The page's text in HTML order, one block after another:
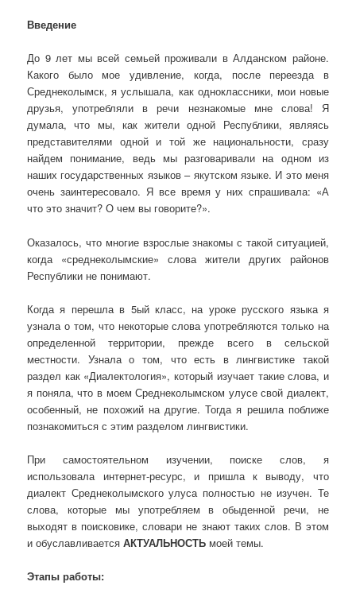
Введение
До 9 лет мы всей семьей проживали в Алданском районе.
Какого было мое удивление, когда, после переезда в
Среднеколымск, я услышала, как одноклассники, мои новые
друзья, употребляли в речи незнакомые мне слова! Я
думала, что мы, как жители одной Республики, являясь
представителями одной и той же национальности, сразу
найдем понимание, ведь мы разговаривали на одном из
наших государственных языков – якутском языке. И это меня
очень заинтересовало. Я все время у них спрашивала: «А
что это значит? О чем вы говорите?».
Оказалось, что многие взрослые знакомы с такой ситуацией,
когда «среднеколымские» слова жители других районов
Республики не понимают.
Когда я перешла в 5ый класс, на уроке русского языка я
узнала о том, что некоторые слова употребляются только на
определенной территории, прежде всего в сельской
местности. Узнала о том, что есть в лингвистике такой
раздел как «Диалектология», который изучает такие слова, и
я поняла, что в моем Среднеколымском улусе свой диалект,
особенный, не похожий на другие. Тогда я решила поближе
познакомиться с этим разделом лингвистики.
При самостоятельном изучении, поиске слов, я
использовала интернет-ресурс, и пришла к выводу, что
диалект Среднеколымского улуса полностью не изучен. Те
слова, которые мы употребляем в обыденной речи, не
выходят в поисковике, словари не знают таких слов. В этом
и обуславливаетсяАКТУАЛЬНОСТЬ моей темы.
Этапы работы: